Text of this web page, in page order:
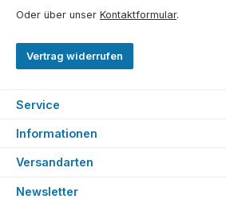
Oder über unser Kontaktformular.
Vertrag widerrufen
Service
Informationen
Versandarten
Newsletter